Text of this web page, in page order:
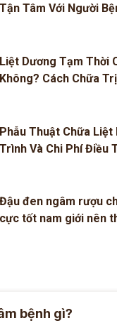
Tận Tâm Với Người
Liệt Dương Tạm Thời
Không? Cách Chữa Trị
Phẫu Thuật Chữa Liệt
Trình Và Chi Phí Điều
Đậu đen ngâm rượu
cực tốt nam giới nên
bệnh gì?